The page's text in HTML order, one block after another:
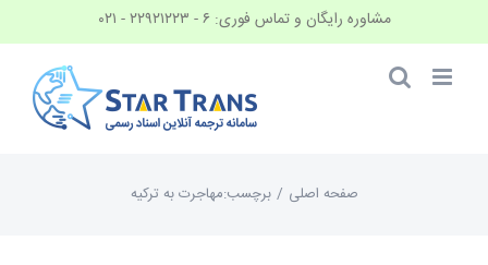
to
content
مشاوره رایگان و تماس فوری: ۶ - ۲۲۹۲۱۲۲۳ - ۰۲۱
صفحه اصلی / برچسب:مهاجرت به ترکیه